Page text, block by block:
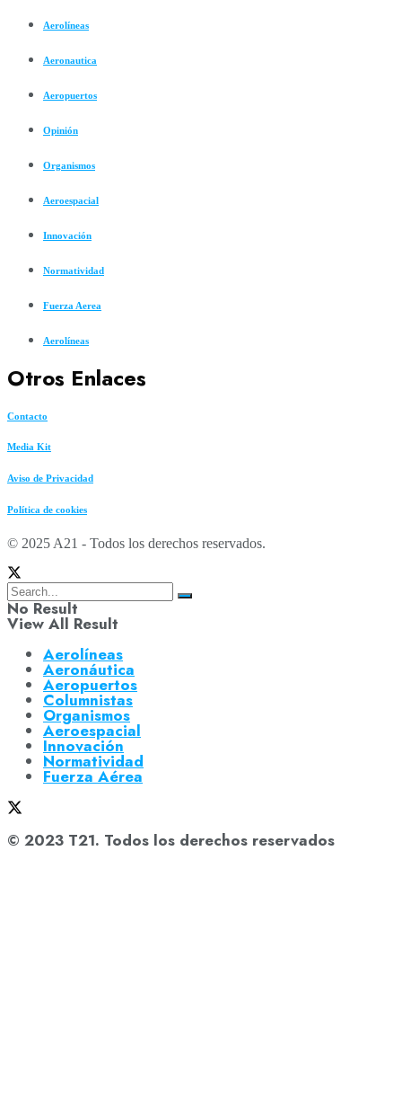
Aerolíneas
Aeronautica
Aeropuertos
Opinión
Organismos
Aeroespacial
Innovación
Normatividad
Fuerza Aerea
Aerolíneas
Otros Enlaces
Contacto
Media Kit
Aviso de Privacidad
Política de cookies
© 2025 A21 - Todos los derechos reservados.
No Result
View All Result
Aerolíneas
Aeronáutica
Aeropuertos
Columnistas
Organismos
Aeroespacial
Innovación
Normatividad
Fuerza Aérea
© 2023 T21. Todos los derechos reservados